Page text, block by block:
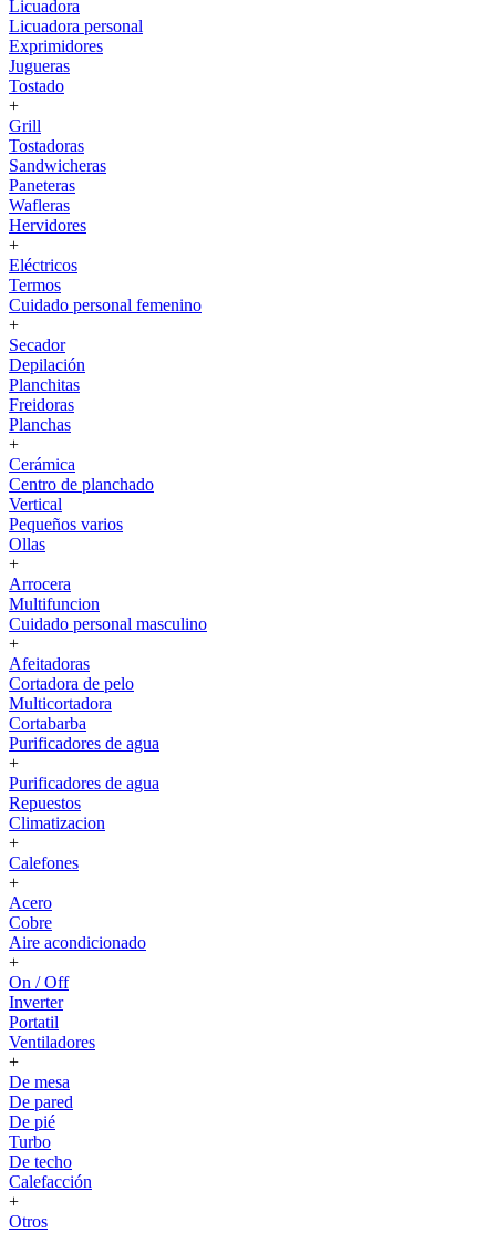
Licuadora
Licuadora personal
Exprimidores
Jugueras
Tostado
+
Grill
Tostadoras
Sandwicheras
Paneteras
Wafleras
Hervidores
+
Eléctricos
Termos
Cuidado personal femenino
+
Secador
Depilación
Planchitas
Freidoras
Planchas
+
Cerámica
Centro de planchado
Vertical
Pequeños varios
Ollas
+
Arrocera
Multifuncion
Cuidado personal masculino
+
Afeitadoras
Cortadora de pelo
Multicortadora
Cortabarba
Purificadores de agua
+
Purificadores de agua
Repuestos
Climatizacion
+
Calefones
+
Acero
Cobre
Aire acondicionado
+
On / Off
Inverter
Portatil
Ventiladores
+
De mesa
De pared
De pié
Turbo
De techo
Calefacción
+
Otros